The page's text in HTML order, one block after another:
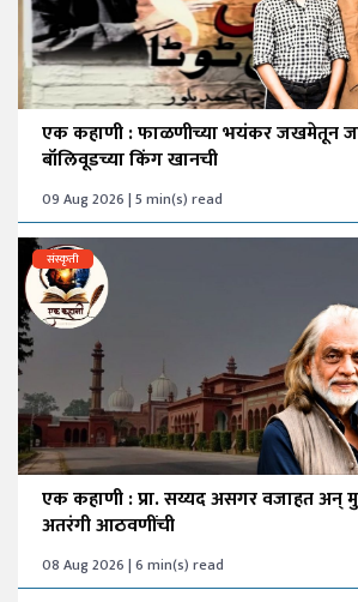
एक कहाणी : फाळणीच्या भयंकर जखमेतून
बॉलिवूडच्या किंग खानची
09 Aug 2026 | 5 min(s) read
संस्कृती
एक कहाणी : प्रा. सय्यद असगर वजाहत अन्
अतरंगी आठवणींची
08 Aug 2026 | 6 min(s) read